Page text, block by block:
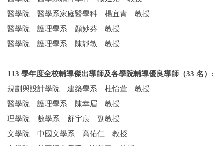
醫學院 醫學系家庭醫學科 楊宜青 教授
醫學院 護理學系 顏妙芬 教授
醫學院 護理學系 陳靜敏 教授
113 學年度全校輔導傑出導師及各學院輔導優良導師（33 名）:
規劃與設計學院 建築學系 杜怡萱 教授
醫學院 護理學系 陳幸眉 教授
理學院 數學系 舒宇宸 副教授
文學院 中國文學系 高佑仁 教授